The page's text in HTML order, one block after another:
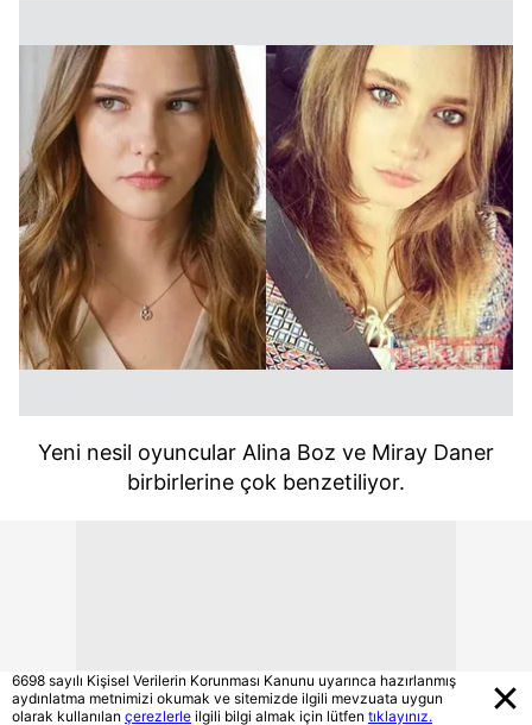
Yeni nesil oyuncular Alina Boz ve Miray Daner
birbirlerine çok benzetiliyor.
6698 sayılı Kişisel Verilerin Korunması Kanunu uyarınca hazırlanmış
aydınlatma metnimizi okumak ve sitemizde ilgili mevzuata uygun
olarak kullanılan çerezlerle ilgili bilgi almak için lütfen tıklayınız.